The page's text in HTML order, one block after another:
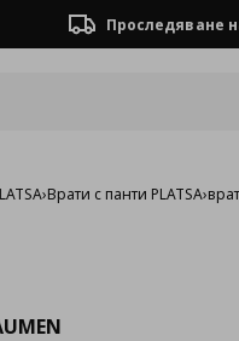
Проследяване
›Врати с панти PLATSA›